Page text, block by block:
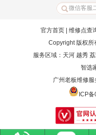
官方首页| 维修点查
Copyright 版权所
服务区域：天河 越秀
智选
广州老板维修服
ICP